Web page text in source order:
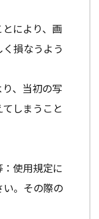
により、画
損なうよう
、当初の写
しまうこと
使用規定に
。その際の